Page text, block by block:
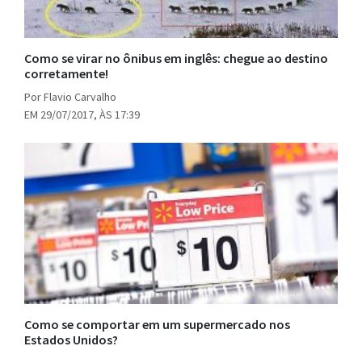
Como se virar no ônibus em inglês: chegue ao destino
corretamente!
Por Flavio Carvalho
EM 29/07/2017, ÀS 17:39
Como se comportar em um supermercado nos
Estados Unidos?